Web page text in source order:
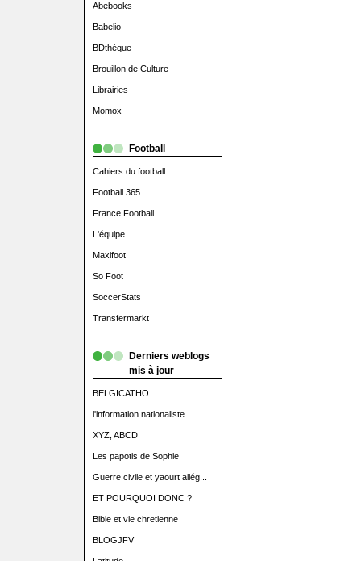
Abebooks
Babelio
BDthèque
Brouillon de Culture
Librairies
Momox
Football
Cahiers du football
Football 365
France Football
L'équipe
Maxifoot
So Foot
SoccerStats
Transfermarkt
Derniers weblogs
mis à jour
BELGICATHO
l'information nationaliste
XYZ, ABCD
Les papotis de Sophie
Guerre civile et yaourt allég...
ET POURQUOI DONC ?
Bible et vie chretienne
BLOGJFV